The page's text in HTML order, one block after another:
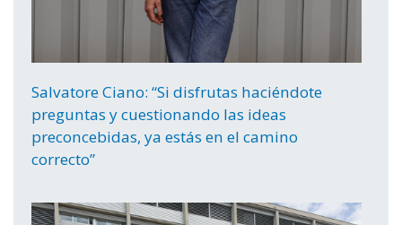
Salvatore Ciano: “Si disfrutas haciéndote
preguntas y cuestionando las ideas
preconcebidas, ya estás en el camino
correcto”